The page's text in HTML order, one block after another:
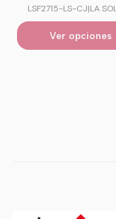
LSF2715-LS-CJ|LA
Ver opciones